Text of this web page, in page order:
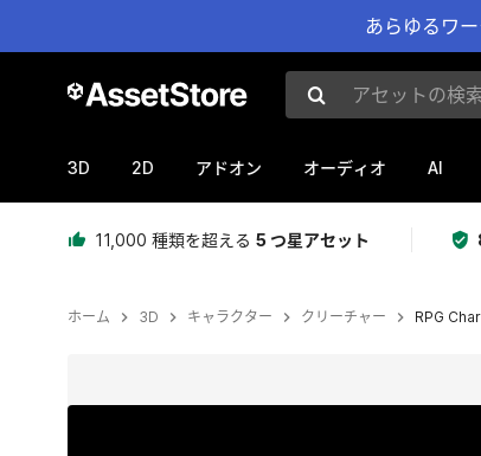
あらゆるワ
アセットの検索
3D 2D アドオン オーディオ AI
11,000 種類を超える 5 つ星アセット
ホーム 3D キャラクター クリーチャー RPG